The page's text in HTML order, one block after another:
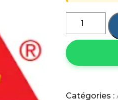
Catégories :